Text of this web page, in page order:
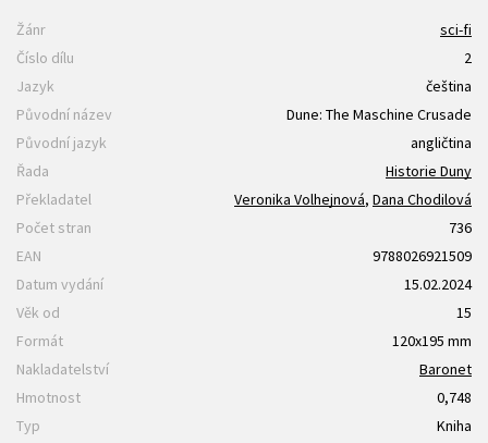
Žánr
sci-fi
Číslo dílu
2
Jazyk
čeština
Původní název
Dune: The Maschine Crusade
Původní jazyk
angličtina
Řada
Historie Duny
Překladatel
Veronika Volhejnová, Dana Chodilová
Počet stran
736
EAN
9788026921509
Datum vydání
15.02.2024
Věk od
15
Formát
120x195 mm
Nakladatelství
Baronet
Hmotnost
0,748
Typ
Kniha